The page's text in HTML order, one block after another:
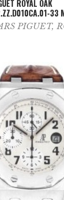
ROYAL OAK
33
PIGUET,